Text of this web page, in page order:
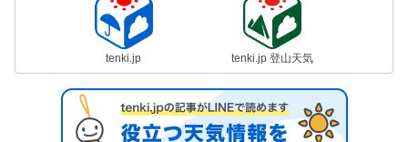
tenki.jp tenki.jp 登山天気